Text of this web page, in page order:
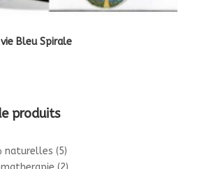
Bleu Spirale
produits
naturelles (5)